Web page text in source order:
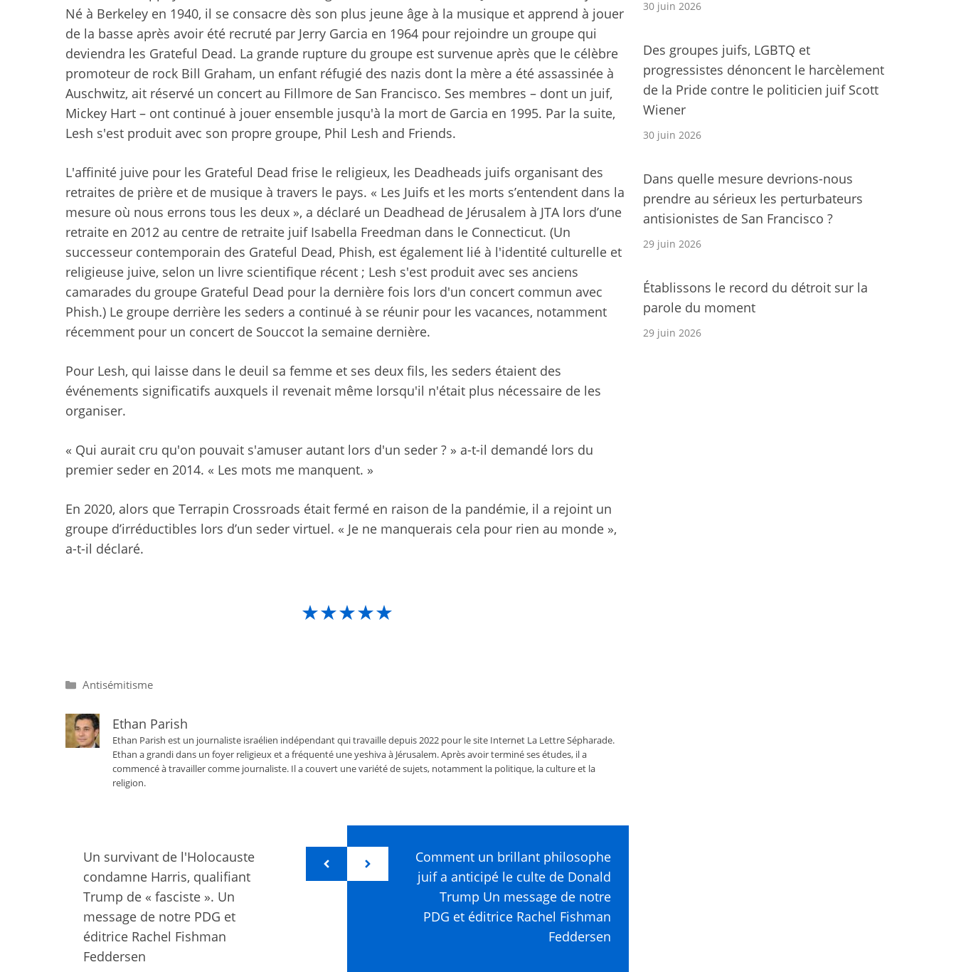
Né à Berkeley en 1940, il se consacre dès son plus jeune âge à la musique et apprend à jouer
de la basse après avoir été recruté par Jerry Garcia en 1964 pour rejoindre un groupe qui
deviendra les Grateful Dead. La grande rupture du groupe est survenue après que le célèbre
promoteur de rock Bill Graham, un enfant réfugié des nazis dont la mère a été assassinée à
Auschwitz, ait réservé un concert au Fillmore de San Francisco. Ses membres – dont un juif,
Mickey Hart – ont continué à jouer ensemble jusqu'à la mort de Garcia en 1995. Par la suite,
Lesh s'est produit avec son propre groupe, Phil Lesh and Friends.
L'affinité juive pour les Grateful Dead frise le religieux, les Deadheads juifs organisant des
retraites de prière et de musique à travers le pays. « Les Juifs et les morts s’entendent dans la
mesure où nous errons tous les deux », a déclaré un Deadhead de Jérusalem à JTA lors d’une
retraite en 2012 au centre de retraite juif Isabella Freedman dans le Connecticut. (Un
successeur contemporain des Grateful Dead, Phish, est également lié à l'identité culturelle et
religieuse juive, selon un livre scientifique récent ; Lesh s'est produit avec ses anciens
camarades du groupe Grateful Dead pour la dernière fois lors d'un concert commun avec
Phish.) Le groupe derrière les seders a continué à se réunir pour les vacances, notamment
récemment pour un concert de Souccot la semaine dernière.
Pour Lesh, qui laisse dans le deuil sa femme et ses deux fils, les seders étaient des
événements significatifs auxquels il revenait même lorsqu'il n'était plus nécessaire de les
organiser.
« Qui aurait cru qu'on pouvait s'amuser autant lors d'un seder ? » a-t-il demandé lors du
premier seder en 2014. « Les mots me manquent. »
En 2020, alors que Terrapin Crossroads était fermé en raison de la pandémie, il a rejoint un
groupe d’irréductibles lors d’un seder virtuel. « Je ne manquerais cela pour rien au monde »,
a-t-il déclaré.
★★★★★
Catégories
Antisémitisme
Ethan Parish
Ethan Parish est un journaliste israélien indépendant qui travaille depuis 2022 pour le site Internet La Lettre Sépharade.
Ethan a grandi dans un foyer religieux et a fréquenté une yeshiva à Jérusalem. Après avoir terminé ses études, il a
commencé à travailler comme journaliste. Il a couvert une variété de sujets, notamment la politique, la culture et la
religion.
Un survivant de l'Holocauste
condamne Harris, qualifiant
Trump de « fasciste ». Un
message de notre PDG et
éditrice Rachel Fishman
Feddersen
Comment un brillant philosophe
juif a anticipé le culte de Donald
Trump Un message de notre
PDG et éditrice Rachel Fishman
Feddersen
30 juin 2026
Des groupes juifs, LGBTQ et
progressistes dénoncent le harcèlement
de la Pride contre le politicien juif Scott
Wiener
30 juin 2026
Dans quelle mesure devrions-nous
prendre au sérieux les perturbateurs
antisionistes de San Francisco ?
29 juin 2026
Établissons le record du détroit sur la
parole du moment
29 juin 2026